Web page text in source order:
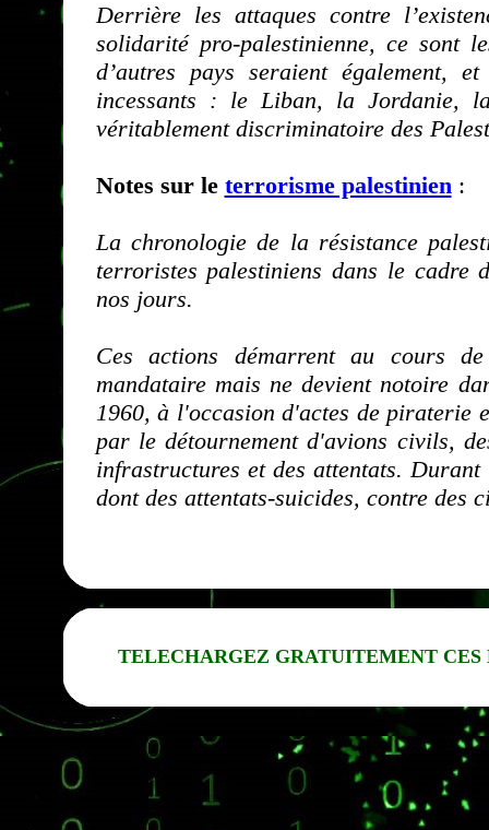
Derrière les attaques contre
solidarité pro-palestinienne, ce sont
d’autres pays seraient également,
incessants : le Liban, la Jordanie,
véritablement discriminatoire des
Notes sur le terrorisme palestinien:
La chronologie de la résistance
terroristes palestiniens dans le cadre
nos jours.
Ces actions démarrent au cours
mandataire mais ne devient notoire
1960, à l'occasion d'actes de piraterie
par le détournement d'avions civils,
infrastructures et des attentats.
dont des attentats-suicides, contre des
TELECHARGEZ GRATUITEMENT CES